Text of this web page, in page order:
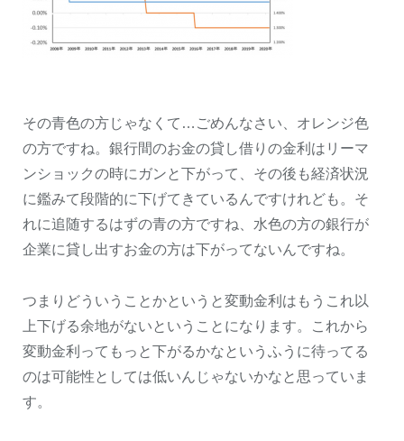
その青色の方じゃなくて…ごめんなさい、オレンジ色
の方ですね。銀行間のお金の貸し借りの金利はリーマ
ンショックの時にガンと下がって、その後も経済状況
に鑑みて段階的に下げてきているんですけれども。そ
れに追随するはずの青の方ですね、水色の方の銀行が
企業に貸し出すお金の方は下がってないんですね。
つまりどういうことかというと変動金利はもうこれ以
上下げる余地がないということになります。これから
変動金利ってもっと下がるかなというふうに待ってる
のは可能性としては低いんじゃないかなと思っていま
す。